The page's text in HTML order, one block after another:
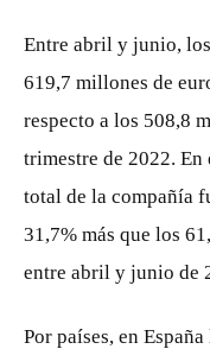
Entre abril y junio,
619,7 millones de
respecto a los 508,8
trimestre de 2022. En
total de la compañía
31,7% más que los
entre abril y junio de
Por países, en